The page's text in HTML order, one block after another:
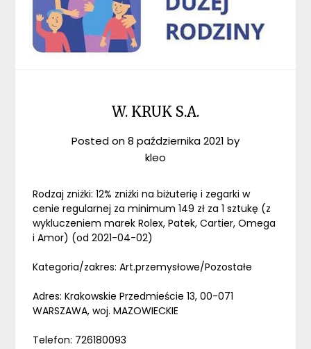
W. KRUK S.A.
Posted on8 października 2021 by
kleo
Rodzaj zniżki: 12% zniżki na biżuterię i zegarki w
cenie regularnej za minimum 149 zł za 1 sztukę (z
wykluczeniem marek Rolex, Patek, Cartier, Omega
i Amor) (od 2021-04-02)
Kategoria/zakres: Art.przemysłowe/Pozostałe
Adres: Krakowskie Przedmieście 13, 00-071
WARSZAWA, woj. MAZOWIECKIE
Telefon: 726180093